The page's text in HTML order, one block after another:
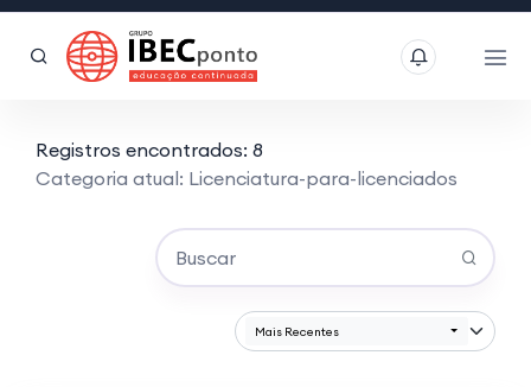
Registros encontrados: 8
Categoria atual: Licenciatura-para-licenciados
Mais Recentes